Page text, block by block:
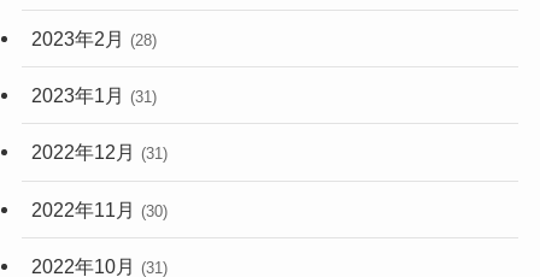
2023年2月 (28)
2023年1月 (31)
2022年12月 (31)
2022年11月 (30)
2022年10月 (31)